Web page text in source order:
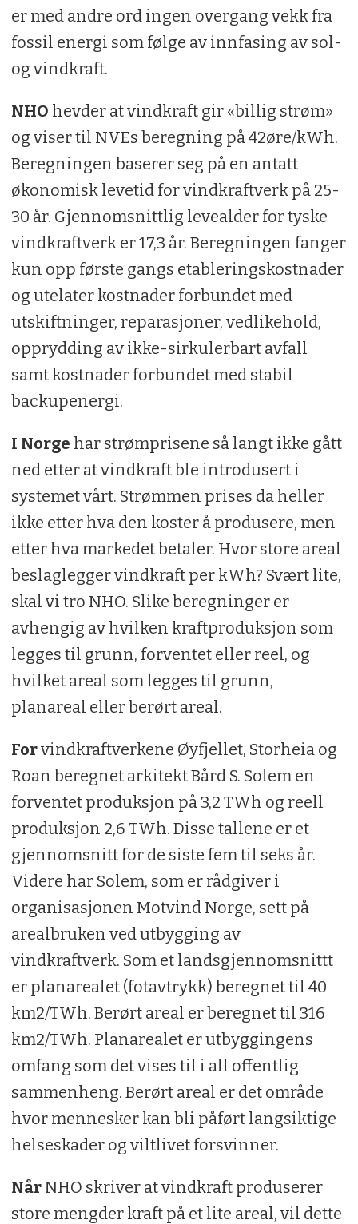
er med andre ord ingen overgang vekk fra
fossil energi som følge av innfasing av sol-
og vindkraft.
NHO hevder at vindkraft gir «billig strøm»
og viser til NVEs beregning på 42øre/kWh.
Beregningen baserer seg på en antatt
økonomisk levetid for vindkraftverk på 25-
30 år. Gjennomsnittlig levealder for tyske
vindkraftverk er 17,3 år. Beregningen fanger
kun opp første gangs etableringskostnader
og utelater kostnader forbundet med
utskiftninger, reparasjoner, vedlikehold,
opprydding av ikke-sirkulerbart avfall
samt kostnader forbundet med stabil
backupenergi.
I Norge har strømprisene så langt ikke gått
ned etter at vindkraft ble introdusert i
systemet vårt. Strømmen prises da heller
ikke etter hva den koster å produsere, men
etter hva markedet betaler. Hvor store areal
beslaglegger vindkraft per kWh? Svært lite,
skal vi tro NHO. Slike beregninger er
avhengig av hvilken kraftproduksjon som
legges til grunn, forventet eller reel, og
hvilket areal som legges til grunn,
planareal eller berørt areal.
Forvindkraftverkene Øyfjellet, Storheia og
Roan beregnet arkitekt Bård S. Solem en
forventet produksjon på 3,2 TWh og reell
produksjon 2,6 TWh. Disse tallene er et
gjennomsnitt for de siste fem til seks år.
Videre har Solem, som er rådgiver i
organisasjonen Motvind Norge, sett på
arealbruken ved utbygging av
vindkraftverk. Som et landsgjennomsnittt
er planarealet (fotavtrykk) beregnet til 40
km2/TWh. Berørt areal er beregnet til 316
km2/TWh. Planarealet er utbyggingens
omfang som det vises til i all offentlig
sammenheng. Berørt areal er det område
hvor mennesker kan bli påført langsiktige
helseskader og viltlivet forsvinner.
NårNHO skriver at vindkraft produserer
store mengder kraft på et lite areal, vil dette